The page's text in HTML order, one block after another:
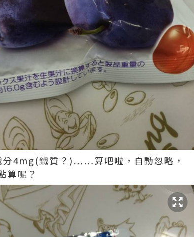
分4mg(鐵質？)……算吧啦，自動忽略，
算呢？